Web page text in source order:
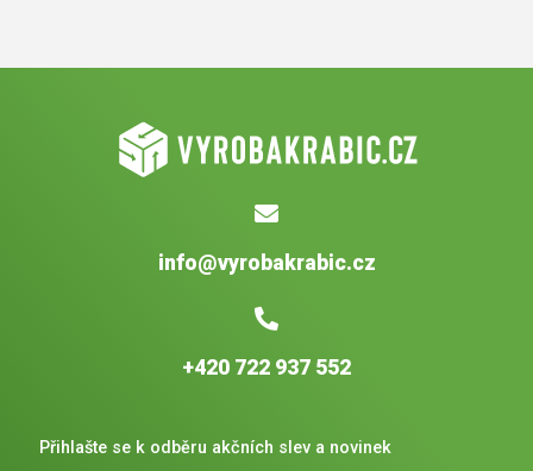
info@vyrobakrabic.cz
+420 722 937 552
Přihlašte se k odběru akčních slev a novinek